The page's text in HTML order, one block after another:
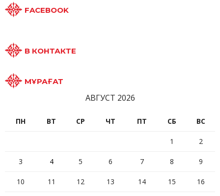
FACEBOOK
В КОНТАКТЕ
МҰРАҒАТ
АВГУСТ 2026
ПН ВТ СР ЧТ ПТ СБ ВС
1 2
3 4 5 6 7 8 9
10 11 12 13 14 15 16